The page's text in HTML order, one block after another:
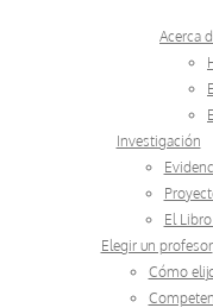
Acerca
Investigación
El
Elegir un profesor
Cómo